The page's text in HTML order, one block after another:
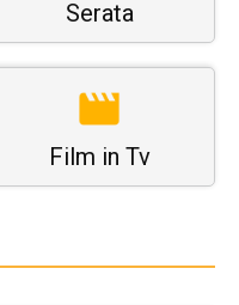
Serata
Film in Tv